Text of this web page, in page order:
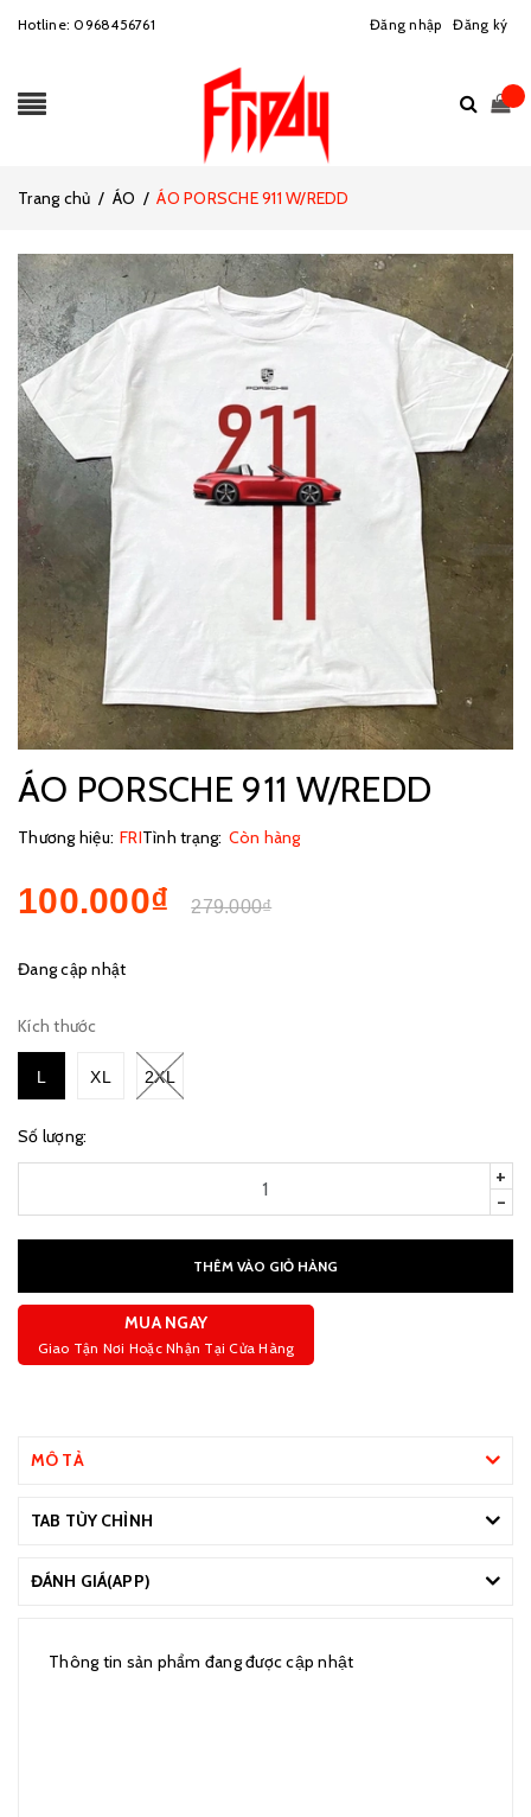
Hotline:0968456761 Đăng nhập Đăng ký
Trang chủ / ÁO / ÁO PORSCHE 911 W/REDD
ÁO PORSCHE 911 W/REDD
Thương hiệu: FRITình trạng: Còn hàng
100.000₫ 279.000₫
Đang cập nhật
Kích thước
L XL 2XL
Số lượng:
+
-
THÊM VÀO GIỎ HÀNG
MUA NGAY
Giao Tận Nơi Hoặc Nhận Tại Cửa Hàng
MÔ TẢ
TAB TÙY CHỈNH
ĐÁNH GIÁ(APP)
Thông tin sản phẩm đang được cập nhật